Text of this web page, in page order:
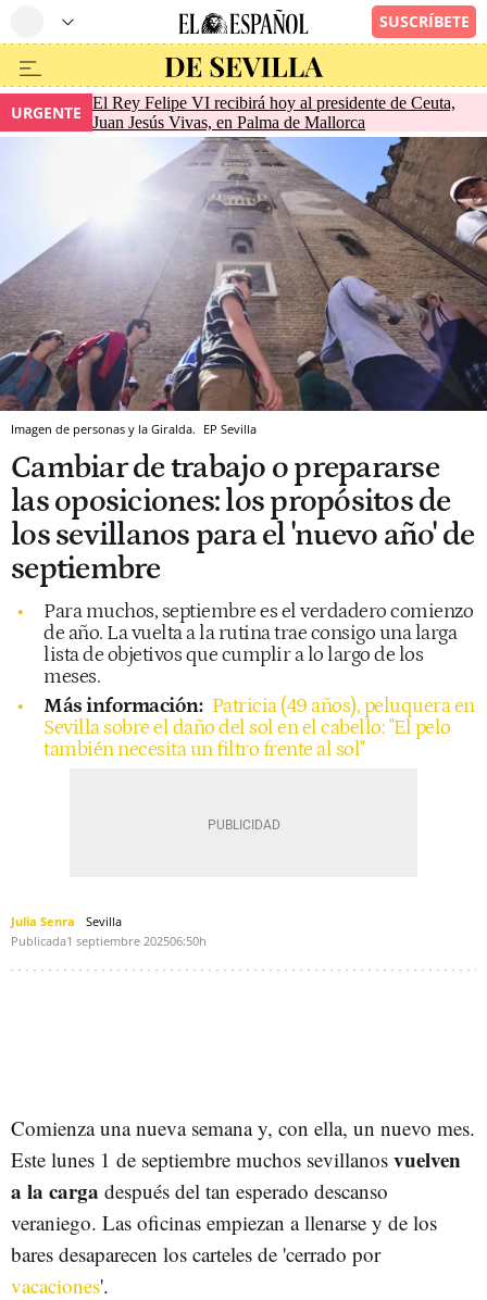
URGENTE
El Rey Felipe VI recibirá hoy al presidente de Ceuta,
Juan Jesús Vivas, en Palma de Mallorca
Imagen de personas y la Giralda. EP Sevilla
Cambiar de trabajo o prepararse
las oposiciones: los propósitos de
los sevillanos para el 'nuevo año' de
septiembre
Para muchos, septiembre es el verdadero comienzo
de año. La vuelta a la rutina trae consigo una larga
lista de objetivos que cumplir a lo largo de los
meses.
Más información: Patricia (49 años), peluquera en
Sevilla sobre el daño del sol en el cabello: "El pelo
también necesita un filtro frente al sol"
Julia Senra
Sevilla
Publicada1 septiembre 202506:50h
Comienza una nueva semana y, con ella, un nuevo mes.
Este lunes 1 de septiembre muchos sevillanos vuelven
a la carga después del tan esperado descanso
veraniego. Las oficinas empiezan a llenarse y de los
bares desaparecen los carteles de 'cerrado por
vacaciones'.